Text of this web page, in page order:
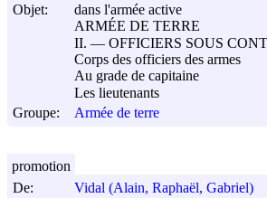
Objet:
dans l'armée active
ARMÉE DE TERRE
II. ― OFFICIERS SOUS
Corps des officiers des armes
Au grade de capitaine
Les lieutenants
Groupe:
Armée de terre
De:
Vidal (Alain, Raphaël, Gabriel)
promotion